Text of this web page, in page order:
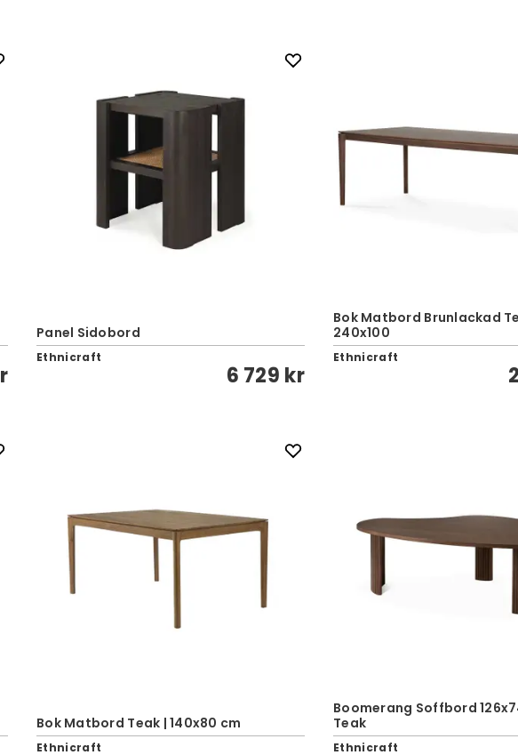
Panel Sidobord
Ethnicraft
6 729 kr
Bok Matbord Brunlackad
240x100
Ethnicraft
Bok Matbord Teak | 140x80 cm
Ethnicraft
Boomerang Soffbord
Teak
Ethnicraft